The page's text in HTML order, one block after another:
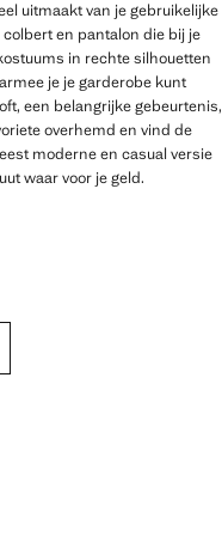
uitmaakt van je gebruikelijke
en pantalon die bij je
in rechte silhouetten
je je garderobe kunt
een belangrijke gebeurtenis,
overhemd en vind de
moderne en casual versie
waar voor je geld.